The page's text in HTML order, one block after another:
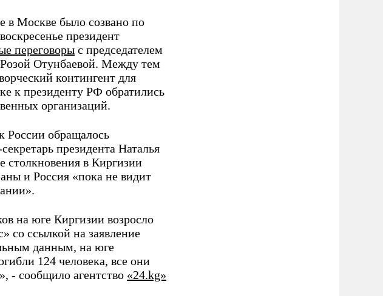
в Москве было созвано по
президент
переговоры с председателем
Отунбаевой. Между тем
контингент для
к президенту РФ обратились
организаций.
России обращалось
президента Наталья
столкновения в Киргизии
и Россия «пока не видит
на юге Киргизии возросло
со ссылкой на заявление
данным, на юге
124 человека, все они
- сообщило агентство «24.kg»